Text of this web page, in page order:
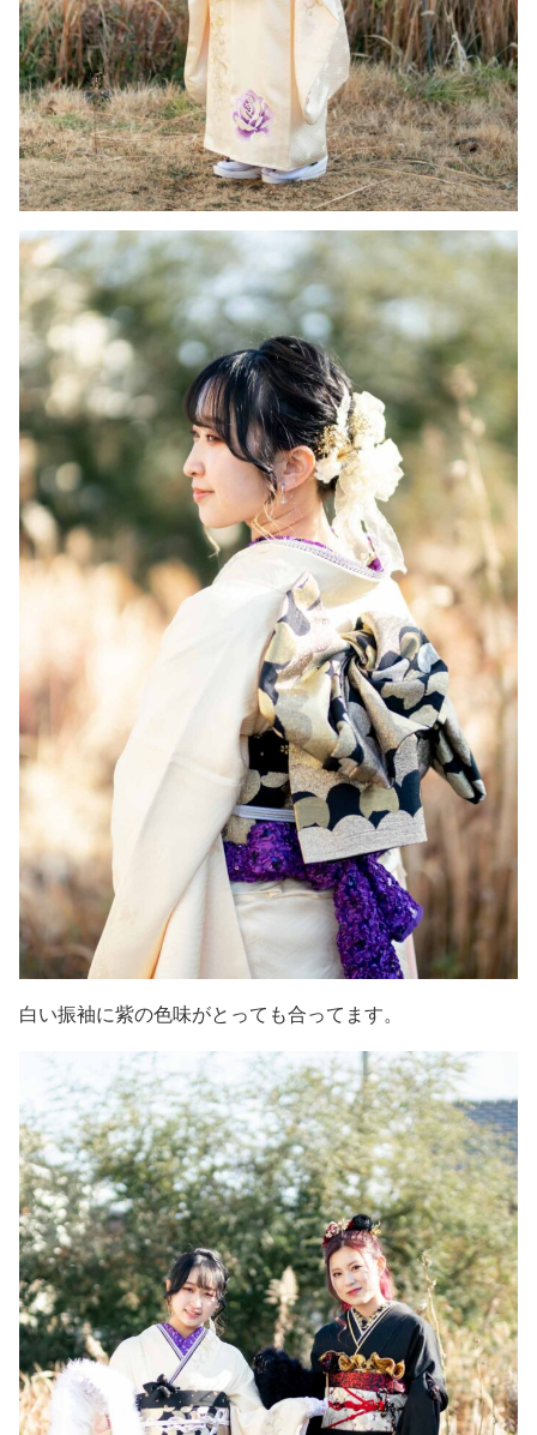
白い振袖に紫の色味がとっても合ってます。